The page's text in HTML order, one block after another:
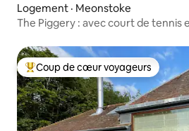
Logement · Meonstoke
The Piggery : avec court de tennis
Coup de cœur voyageurs parmi les
Coup de cœur voyageurs